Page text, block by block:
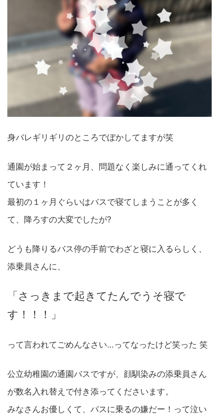
身バレギリギリのところでぼかしてますが笑
通園が始まって２ヶ月、問題なく楽しみに通ってくれ
ています！
最初の１ヶ月ぐらいはバスで寝てしまうことが多く
て、降ろすの大変でしたが?
どうも降りるバス停の手前でわざと寝に入るらしく、
添乗員さんに、
「さっきまで起きてたんでうそ寝で
す！！！」
って言われてごめんなさい…ってなったけど笑った 笑
公立幼稚園の通園バスですが、顔馴染みの添乗員さん
が数名入れ替えで付き添ってくださいます。
みなさんお優しくて、バスに乗るの嫌だー！って泣い